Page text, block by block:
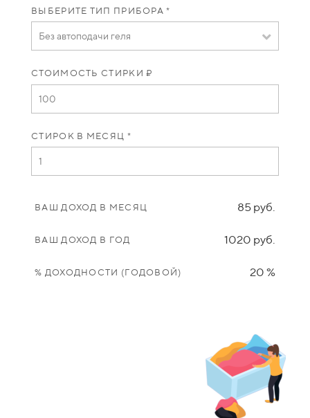
ВЫБЕРИТЕ ТИП ПРИБОРА *
Без автоподачи геля
СТОИМОСТЬ СТИРКИ ₽
СТИРОК В МЕСЯЦ *
ВАШ ДОХОД В МЕСЯЦ 85 руб.
ВАШ ДОХОД В ГОД 1020 руб.
% ДОХОДНОСТИ (ГОДОВОЙ) 20 %